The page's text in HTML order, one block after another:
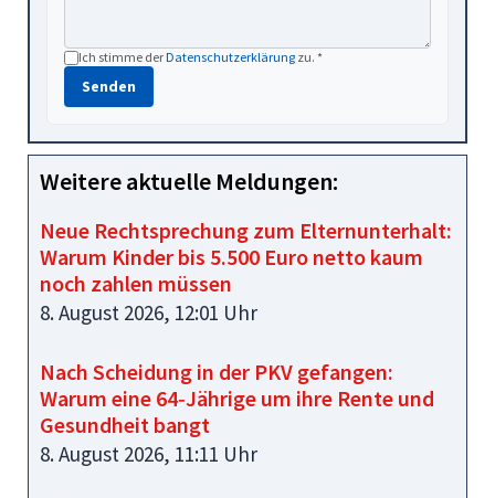
Ich stimme derDatenschutzerklärung zu. *
Senden
Weitere aktuelle Meldungen:
Neue Rechtsprechung zum Elternunterhalt:
Warum Kinder bis 5.500 Euro netto kaum
noch zahlen müssen
8. August 2026, 12:01 Uhr
Nach Scheidung in der PKV gefangen:
Warum eine 64‑Jährige um ihre Rente und
Gesundheit bangt
8. August 2026, 11:11 Uhr